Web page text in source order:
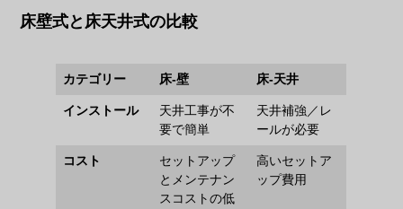
床壁式と床天井式の比較
カテゴリー 床-壁 床-天井
インストール
天井工事が不
要で簡単
天井補強／レ
ールが必要
コスト
セットアップ
とメンテナン
スコストの低
高いセットア
ップ費用